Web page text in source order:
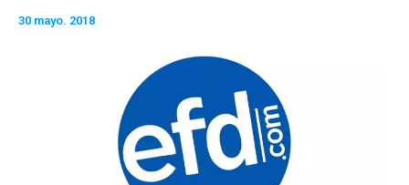
30 mayo. 2018